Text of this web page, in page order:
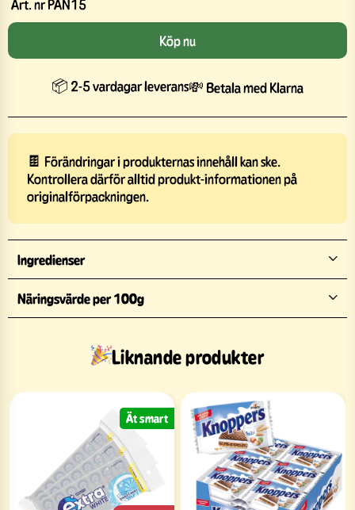
Art. nrPAN15
Köp nu
📦 2-5 vardagar leverans💸 Betala med Klarna
🍫 Förändringar i produkternas innehåll kan ske.
Kontrollera därför alltid produkt-informationen på
originalförpackningen.
Ingredienser
Näringsvärde per 100g
Liknande produkter
Ät smart